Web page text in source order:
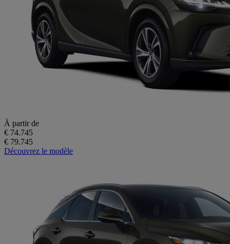
À partir de
€ 74.745
€ 79.745
Découvrez le modèle